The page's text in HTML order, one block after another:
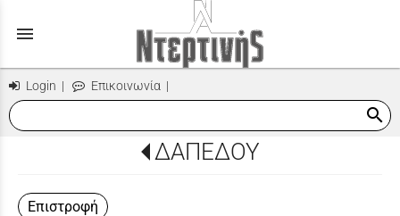
menu
Login | Επικοινωνία |
search
ΔΑΠΕΔΟΥ
Επιστροφή